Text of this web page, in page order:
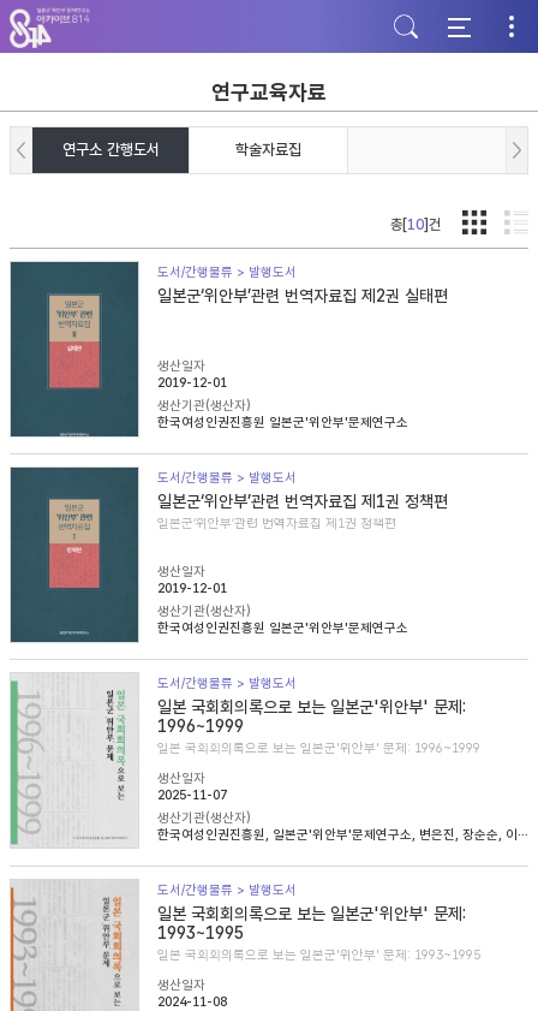
주
메
뉴
가
기
본
문
바
기
하
단
바
기
연구교육자료
연구소 간행도서 학술자료집
총[10]건
도서/간행물류 > 발행도서
일본군‘위안부’관련 번역자료집 제2권 실태편
생산일자
2019-12-01
생산기관(생산자)
한국여성인권진흥원 일본군'위안부'문제연구소
도서/간행물류 > 발행도서
일본군‘위안부’관련 번역자료집 제1권 정책편
일본군‘위안부’관련 번역자료집 제1권 정책편
생산일자
2019-12-01
생산기관(생산자)
한국여성인권진흥원 일본군'위안부'문제연구소
도서/간행물류 > 발행도서
일본 국회회의록으로 보는 일본군'위안부' 문제:
1996~1999
일본 국회회의록으로 보는 일본군'위안부' 문제: 1996~1999
생산일자
2025-11-07
생산기관(생산자)
한국여성인권진흥원, 일본군'위안부'문제연구소, 변은진, 장순순, 이태규, 심아정
도서/간행물류 > 발행도서
일본 국회회의록으로 보는 일본군'위안부' 문제:
1993~1995
일본 국회회의록으로 보는 일본군'위안부' 문제: 1993~1995
생산일자
2024-11-08